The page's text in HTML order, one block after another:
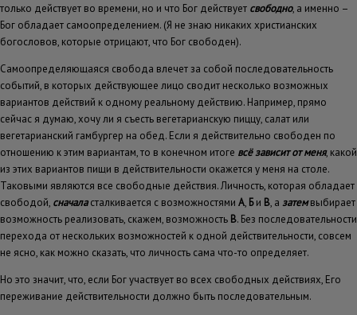
только действует во времени, но и что Бог действует свободно, а именно –
Бог обладает самоопределением. (Я не знаю никаких христианских
богословов, которые отрицают, что Бог свободен).
Самоопределяющаяся свобода влечет за собой последовательность
событий, в которых действующее лицо сводит несколько возможных
вариантов действий к одному реальному действию. Например, прямо
сейчас я думаю, хочу ли я съесть вегетарианскую пиццу, салат или
вегетарианский гамбургер на обед. Если я действительно свободен по
отношению к этим вариантам, то в конечном итоге всё зависит от меня, какой
из этих вариантов пищи в действительности окажется у меня на столе.
Таковыми являются все свободные действия. Личность, которая обладает
свободой, сначаласталкивается с возможностями А, Би В, а затемвыбирает
возможность реализовать, скажем, возможность В. Без последовательности
перехода от нескольких возможностей к одной действительности, совсем
не ясно, как можно сказать, что личность сама что-то определяет.
Но это значит, что, если Бог участвует во всех свободных действиях, Его
переживание действительности должно быть последовательным.